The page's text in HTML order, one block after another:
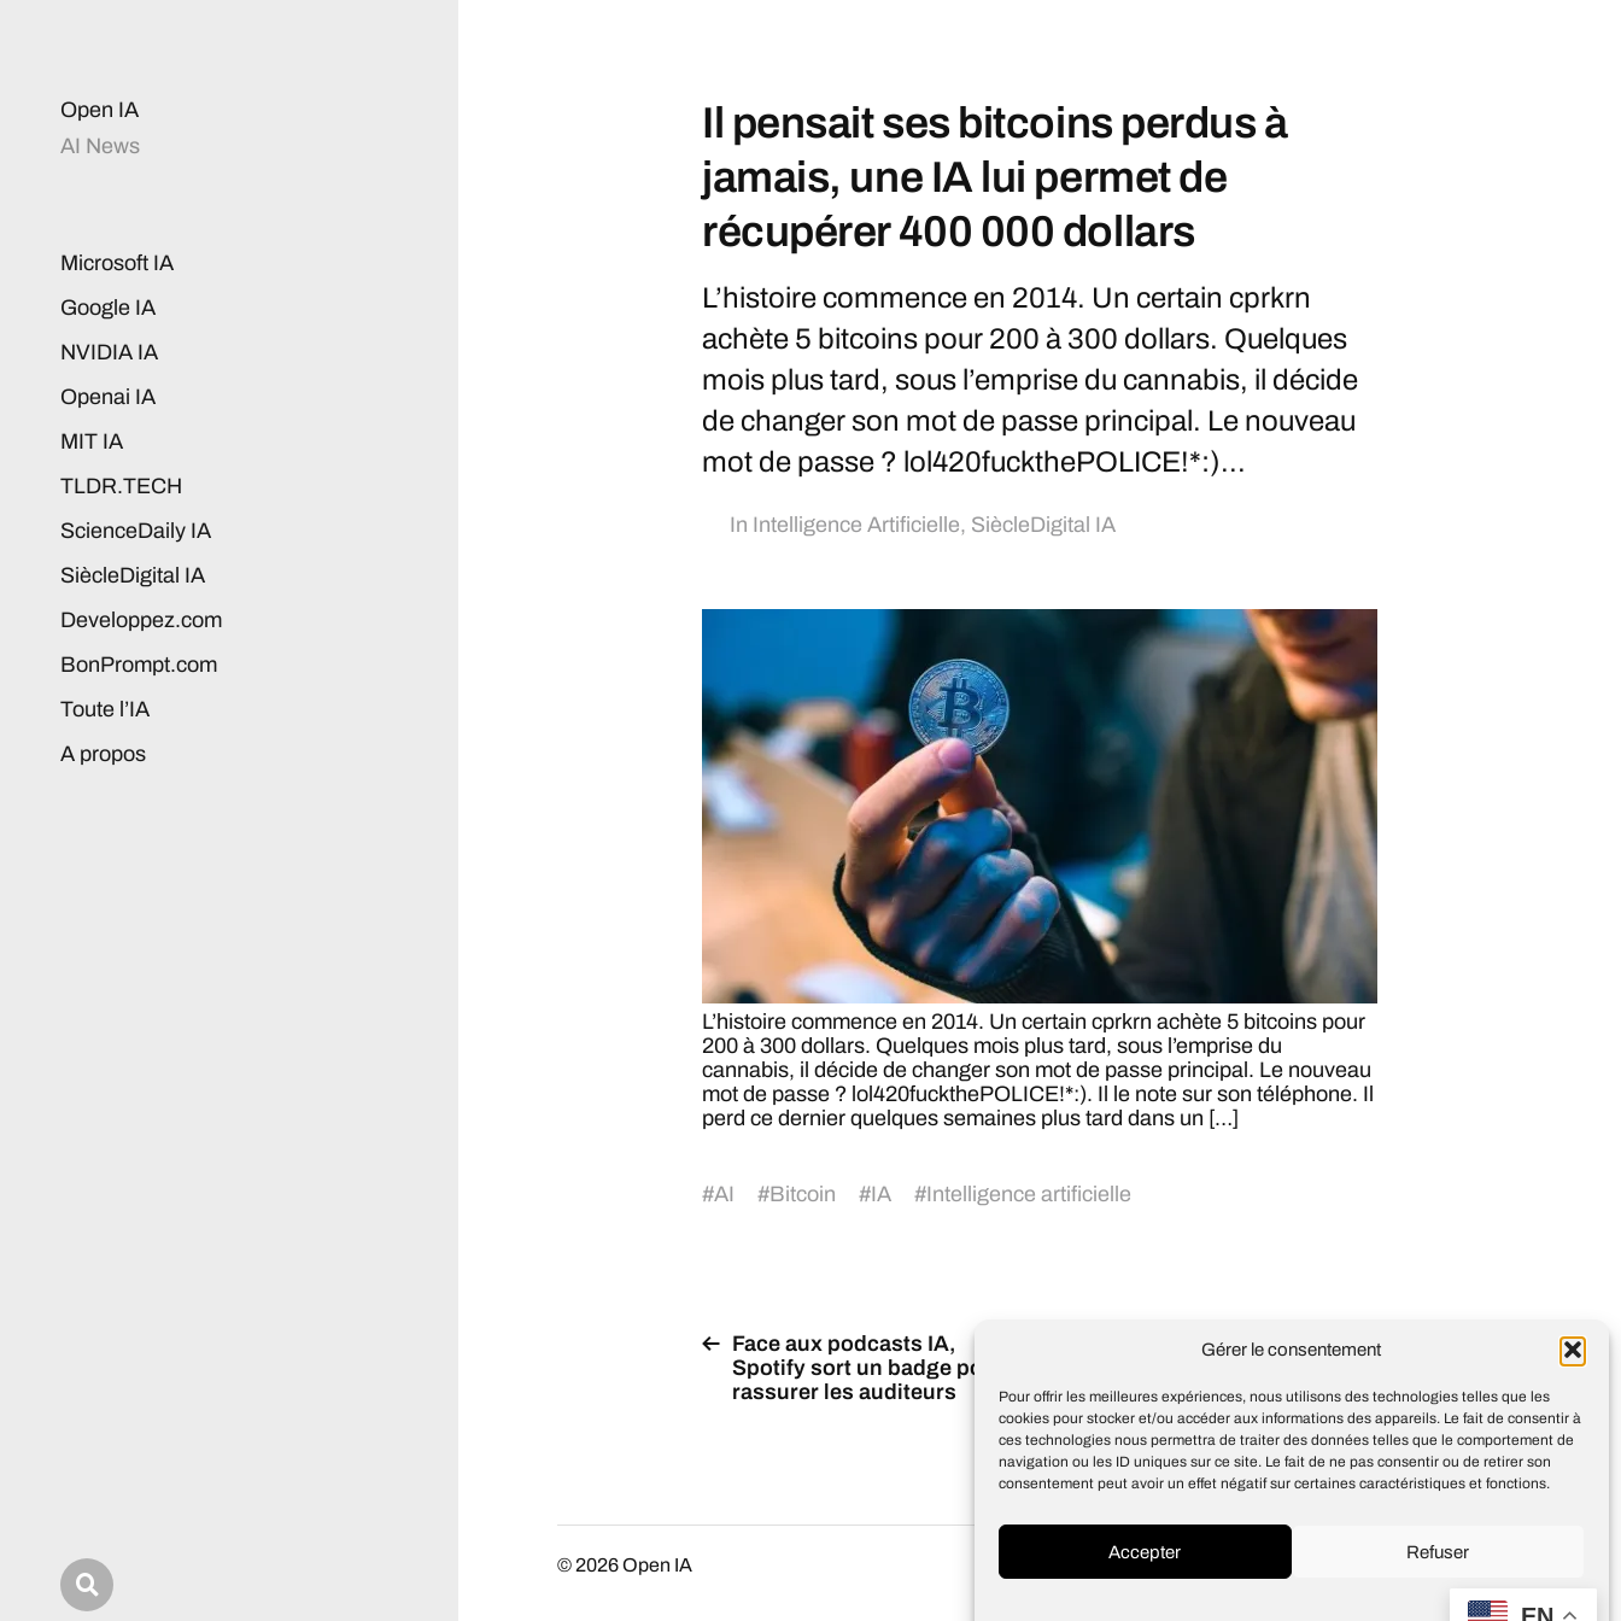
Gérer le consentement
Pour offrir les meilleures expériences, nous utilisons des technologies telles que les
cookies pour stocker et/ou accéder aux informations des appareils. Le fait de consentir à
ces technologies nous permettra de traiter des données telles que le comportement de
navigation ou les ID uniques sur ce site. Le fait de ne pas consentir ou de retirer son
consentement peut avoir un effet négatif sur certaines caractéristiques et fonctions.
Accepter Refuser
Open IA
AI News
Microsoft IA
Google IA
NVIDIA IA
Openai IA
MIT IA
TLDR.TECH
ScienceDaily IA
SiècleDigital IA
Developpez.com
BonPrompt.com
Toute l’IA
A propos
Il pensait ses bitcoins perdus à
jamais, une IA lui permet de
récupérer 400 000 dollars
L’histoire commence en 2014. Un certain cprkrn
achète 5 bitcoins pour 200 à 300 dollars. Quelques
mois plus tard, sous l’emprise du cannabis, il décide
de changer son mot de passe principal. Le nouveau
mot de passe ? lol420fuckthePOLICE!*:)...
In Intelligence Artificielle, SiècleDigital IA
L’histoire commence en 2014. Un certain cprkrn achète 5 bitcoins pour
200 à 300 dollars. Quelques mois plus tard, sous l’emprise du
cannabis, il décide de changer son mot de passe principal. Le nouveau
mot de passe ? lol420fuckthePOLICE!*:). Il le note sur son téléphone. Il
perd ce dernier quelques semaines plus tard dans un […]
#AI #Bitcoin #IA #Intelligence artificielle
Face aux podcasts IA,
Spotify sort un badge pour
rassurer les auditeurs
Anthropic recrute Andrej
historiques d’OpenAI
© 2026Open IA Jean-Louis Maso